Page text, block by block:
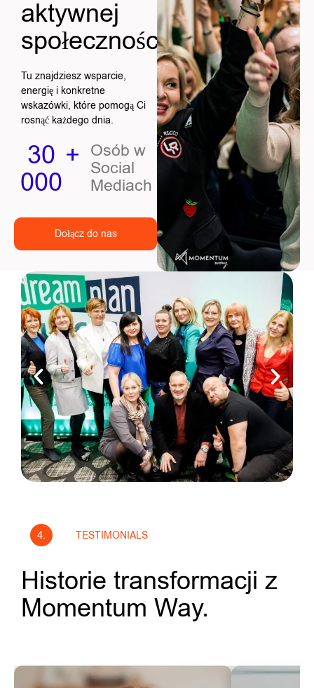
aktywnej
społeczności
Tu znajdziesz wsparcie,
energię i konkretne
wskazówki, które pomogą Ci
rosnąć każdego dnia.
30
000
+ Osób w
Social
Mediach
Dołącz do nas
4. TESTIMONIALS
Historie transformacji z
Momentum Way.